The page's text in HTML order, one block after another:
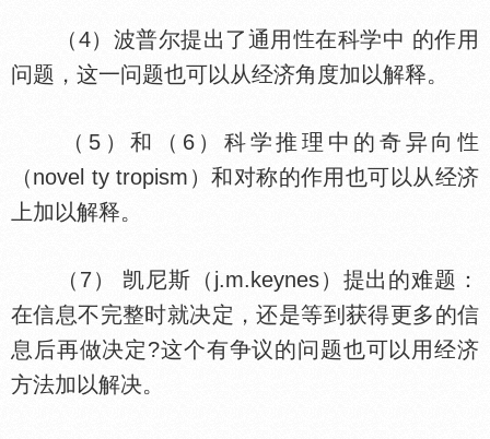
（4）波普尔提出了通用
在科学中 的作用
问题，这一问题也可以从经济角度加以解释。
（5）和（6）科学推理中的奇异向
（novel ty tropism）和对称的作用也可以从经济
上加以解释。
（7） 凯尼斯（j.m.keynes）提出的难题：
在信息不完整时就决定，还是等到获得更多的信
息后再做决定?这个有争议的问题也可以用经济
方法加以解决。